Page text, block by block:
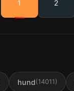
1 2
hund(14011 )